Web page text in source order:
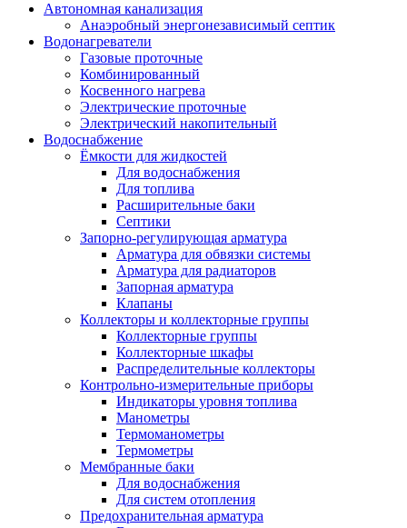
Автономная канализация
Анаэробный энергонезависимый септик
Водонагреватели
Газовые проточные
Комбинированный
Косвенного нагрева
Электрические проточные
Электрический накопительный
Водоснабжение
Ёмкости для жидкостей
Для водоснабжения
Для топлива
Расширительные баки
Септики
Запорно-регулирующая арматура
Арматура для обвязки системы
Арматура для радиаторов
Запорная арматура
Клапаны
Коллекторы и коллекторные группы
Коллекторные группы
Коллекторные шкафы
Распределительные коллекторы
Контрольно-измерительные приборы
Индикаторы уровня топлива
Манометры
Термоманометры
Термометры
Мембранные баки
Для водоснабжения
Для систем отопления
Предохранительная арматура